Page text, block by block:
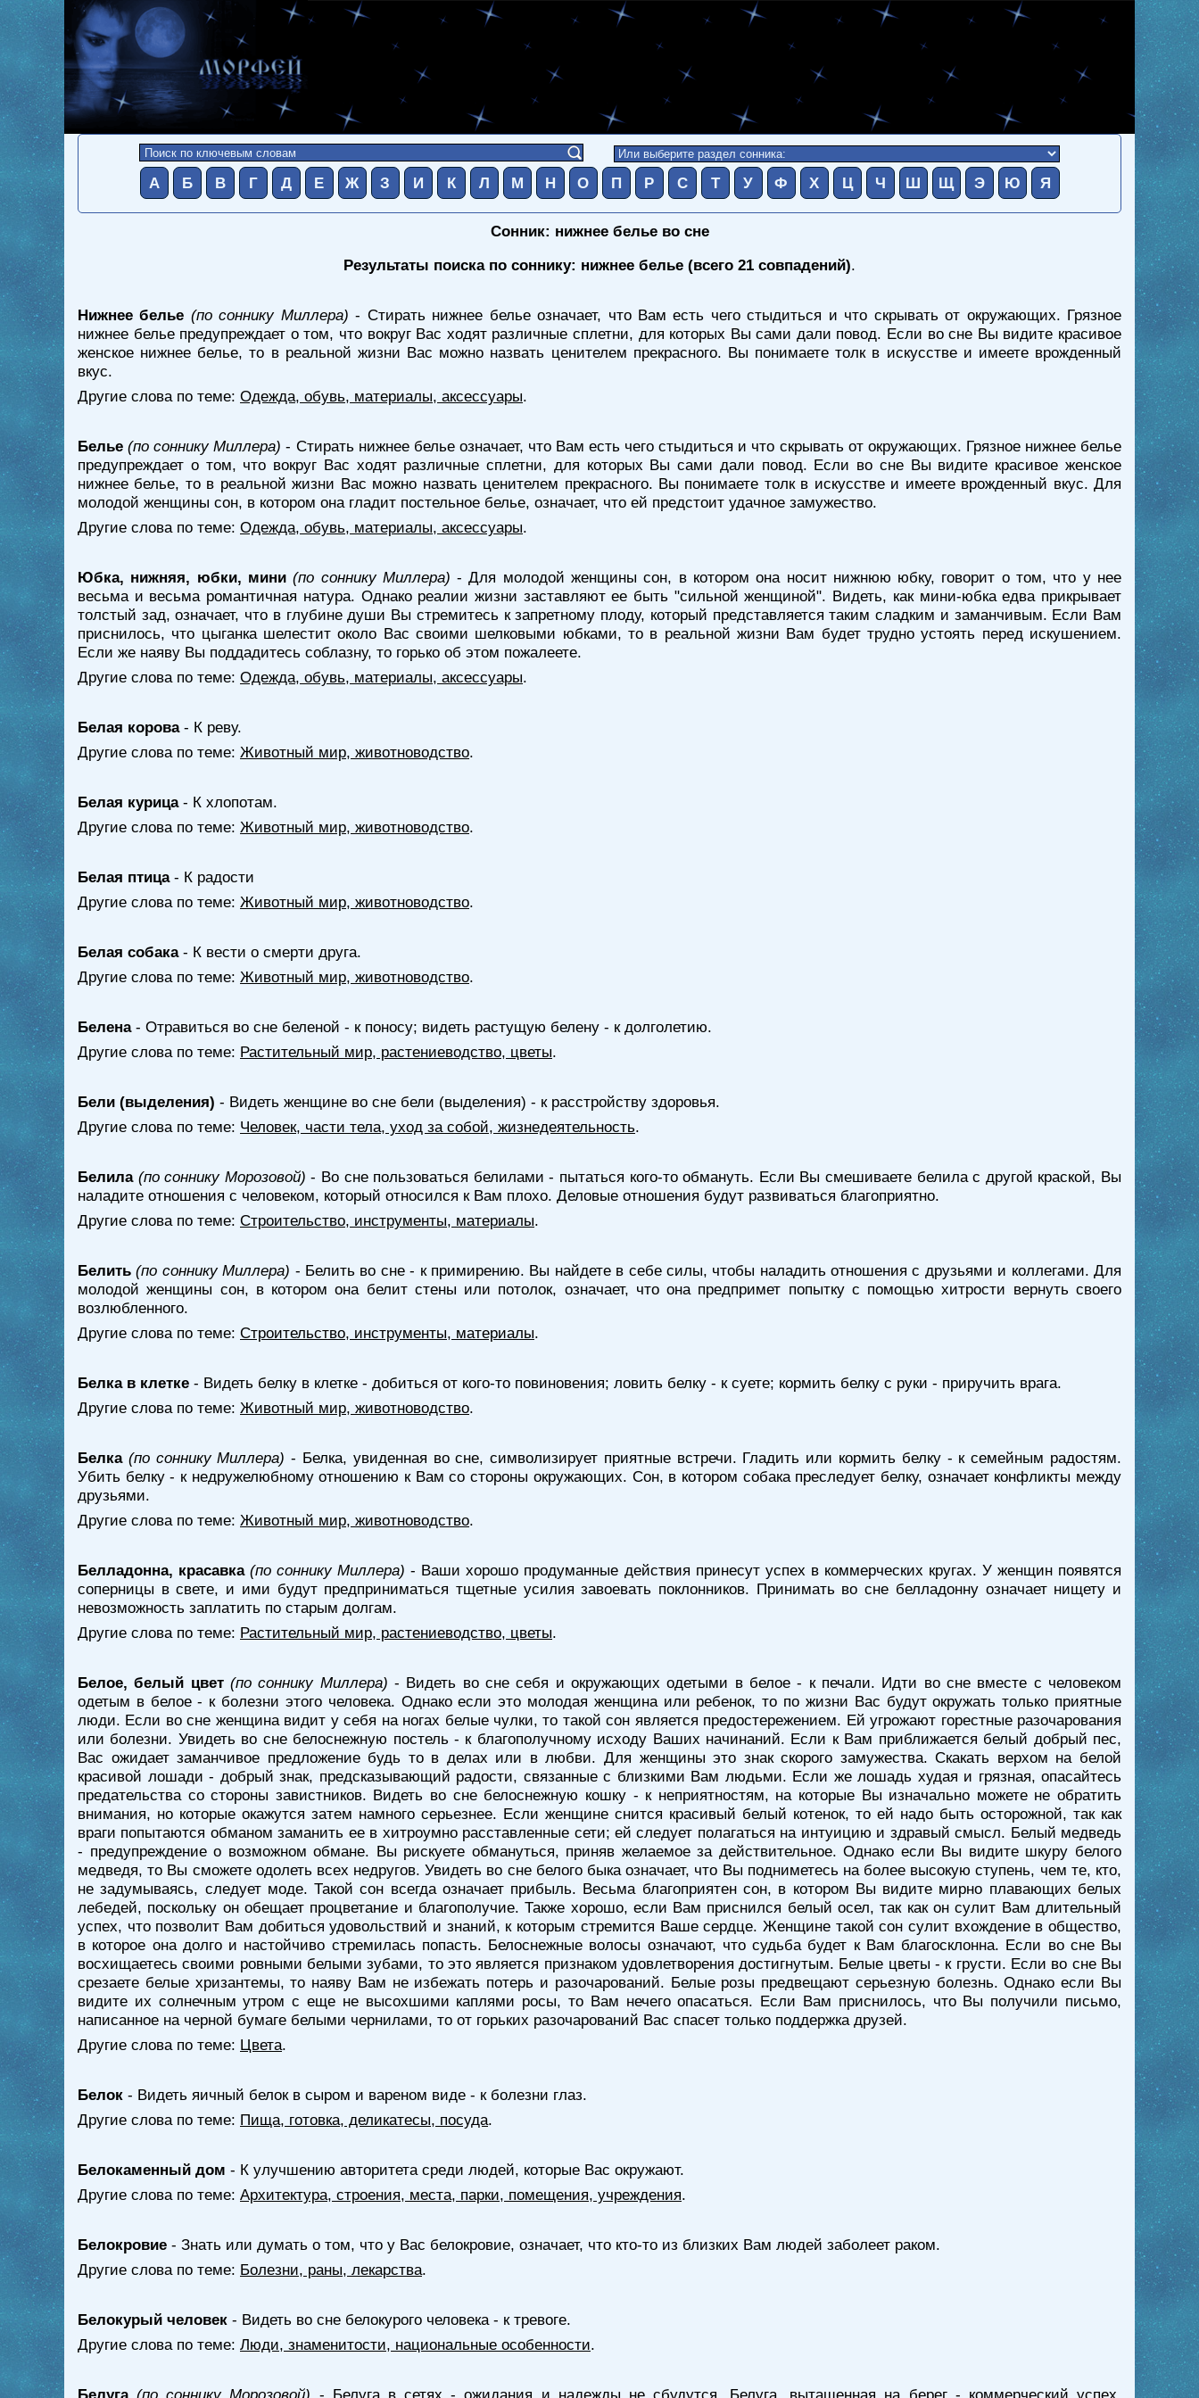
А Б В Г Д Е Ж З И К Л М Н О П Р С Т У Ф Х Ц Ч Ш Щ Э Ю Я
Сонник: нижнее белье во сне
Результаты поиска по соннику: нижнее белье (всего 21 совпадений).
Нижнее белье (по соннику Миллера) - Стирать нижнее белье означает, что Вам есть чего стыдиться и что скрывать от окружающих. Грязное
нижнее белье предупреждает о том, что вокруг Вас ходят различные сплетни, для которых Вы сами дали повод. Если во сне Вы видите красивое
женское нижнее белье, то в реальной жизни Вас можно назвать ценителем прекрасного. Вы понимаете толк в искусстве и имеете врожденный
вкус.
Другие слова по теме: Одежда, обувь, материалы, аксессуары.
Белье (по соннику Миллера) - Стирать нижнее белье означает, что Вам есть чего стыдиться и что скрывать от окружающих. Грязное нижнее белье
предупреждает о том, что вокруг Вас ходят различные сплетни, для которых Вы сами дали повод. Если во сне Вы видите красивое женское
нижнее белье, то в реальной жизни Вас можно назвать ценителем прекрасного. Вы понимаете толк в искусстве и имеете врожденный вкус. Для
молодой женщины сон, в котором она гладит постельное белье, означает, что ей предстоит удачное замужество.
Другие слова по теме: Одежда, обувь, материалы, аксессуары.
Юбка, нижняя, юбки, мини (по соннику Миллера) - Для молодой женщины сон, в котором она носит нижнюю юбку, говорит о том, что у нее
весьма и весьма романтичная натура. Однако реалии жизни заставляют ее быть "сильной женщиной". Видеть, как мини-юбка едва прикрывает
толстый зад, означает, что в глубине души Вы стремитесь к запретному плоду, который представляется таким сладким и заманчивым. Если Вам
приснилось, что цыганка шелестит около Вас своими шелковыми юбками, то в реальной жизни Вам будет трудно устоять перед искушением.
Если же наяву Вы поддадитесь соблазну, то горько об этом пожалеете.
Другие слова по теме: Одежда, обувь, материалы, аксессуары.
Белая корова - К реву.
Другие слова по теме: Животный мир, животноводство.
Белая курица - К хлопотам.
Другие слова по теме: Животный мир, животноводство.
Белая птица - К радости
Другие слова по теме: Животный мир, животноводство.
Белая собака - К вести о смерти друга.
Другие слова по теме: Животный мир, животноводство.
Белена - Отравиться во сне беленой - к поносу; видеть растущую белену - к долголетию.
Другие слова по теме: Растительный мир, растениеводство, цветы.
Бели (выделения) - Видеть женщине во сне бели (выделения) - к расстройству здоровья.
Другие слова по теме: Человек, части тела, уход за собой, жизнедеятельность.
Белила (по соннику Морозовой) - Во сне пользоваться белилами - пытаться кого-то обмануть. Если Вы смешиваете белила с другой краской, Вы
наладите отношения с человеком, который относился к Вам плохо. Деловые отношения будут развиваться благоприятно.
Другие слова по теме: Строительство, инструменты, материалы.
Белить (по соннику Миллера) - Белить во сне - к примирению. Вы найдете в себе силы, чтобы наладить отношения с друзьями и коллегами. Для
молодой женщины сон, в котором она белит стены или потолок, означает, что она предпримет попытку с помощью хитрости вернуть своего
возлюбленного.
Другие слова по теме: Строительство, инструменты, материалы.
Белка в клетке - Видеть белку в клетке - добиться от кого-то повиновения; ловить белку - к суете; кормить белку с руки - приручить врага.
Другие слова по теме: Животный мир, животноводство.
Белка (по соннику Миллера) - Белка, увиденная во сне, символизирует приятные встречи. Гладить или кормить белку - к семейным радостям.
Убить белку - к недружелюбному отношению к Вам со стороны окружающих. Сон, в котором собака преследует белку, означает конфликты между
друзьями.
Другие слова по теме: Животный мир, животноводство.
Белладонна, красавка (по соннику Миллера) - Ваши хорошо продуманные действия принесут успех в коммерческих кругах. У женщин появятся
соперницы в свете, и ими будут предприниматься тщетные усилия завоевать поклонников. Принимать во сне белладонну означает нищету и
невозможность заплатить по старым долгам.
Другие слова по теме: Растительный мир, растениеводство, цветы.
Белое, белый цвет (по соннику Миллера) - Видеть во сне себя и окружающих одетыми в белое - к печали. Идти во сне вместе с человеком
одетым в белое - к болезни этого человека. Однако если это молодая женщина или ребенок, то по жизни Вас будут окружать только приятные
люди. Если во сне женщина видит у себя на ногах белые чулки, то такой сон является предостережением. Ей угрожают горестные разочарования
или болезни. Увидеть во сне белоснежную постель - к благополучному исходу Ваших начинаний. Если к Вам приближается белый добрый пес,
Вас ожидает заманчивое предложение будь то в делах или в любви. Для женщины это знак скорого замужества. Скакать верхом на белой
красивой лошади - добрый знак, предсказывающий радости, связанные с близкими Вам людьми. Если же лошадь худая и грязная, опасайтесь
предательства со стороны завистников. Видеть во сне белоснежную кошку - к неприятностям, на которые Вы изначально можете не обратить
внимания, но которые окажутся затем намного серьезнее. Если женщине снится красивый белый котенок, то ей надо быть осторожной, так как
враги попытаются обманом заманить ее в хитроумно расставленные сети; ей следует полагаться на интуицию и здравый смысл. Белый медведь
- предупреждение о возможном обмане. Вы рискуете обмануться, приняв желаемое за действительное. Однако если Вы видите шкуру белого
медведя, то Вы сможете одолеть всех недругов. Увидеть во сне белого быка означает, что Вы подниметесь на более высокую ступень, чем те, кто,
не задумываясь, следует моде. Такой сон всегда означает прибыль. Весьма благоприятен сон, в котором Вы видите мирно плавающих белых
лебедей, поскольку он обещает процветание и благополучие. Также хорошо, если Вам приснился белый осел, так как он сулит Вам длительный
успех, что позволит Вам добиться удовольствий и знаний, к которым стремится Ваше сердце. Женщине такой сон сулит вхождение в общество,
в которое она долго и настойчиво стремилась попасть. Белоснежные волосы означают, что судьба будет к Вам благосклонна. Если во сне Вы
восхищаетесь своими ровными белыми зубами, то это является признаком удовлетворения достигнутым. Белые цветы - к грусти. Если во сне Вы
срезаете белые хризантемы, то наяву Вам не избежать потерь и разочарований. Белые розы предвещают серьезную болезнь. Однако если Вы
видите их солнечным утром с еще не высохшими каплями росы, то Вам нечего опасаться. Если Вам приснилось, что Вы получили письмо,
написанное на черной бумаге белыми чернилами, то от горьких разочарований Вас спасет только поддержка друзей.
Другие слова по теме: Цвета.
Белок - Видеть яичный белок в сыром и вареном виде - к болезни глаз.
Другие слова по теме: Пища, готовка, деликатесы, посуда.
Белокаменный дом - К улучшению авторитета среди людей, которые Вас окружают.
Другие слова по теме: Архитектура, строения, места, парки, помещения, учреждения.
Белокровие - Знать или думать о том, что у Вас белокровие, означает, что кто-то из близких Вам людей заболеет раком.
Другие слова по теме: Болезни, раны, лекарства.
Белокурый человек - Видеть во сне белокурого человека - к тревоге.
Другие слова по теме: Люди, знаменитости, национальные особенности.
Белуга (по соннику Морозовой) - Белуга в сетях - ожидания и надежды не сбудутся. Белуга, вытащенная на берег - коммерческий успех,